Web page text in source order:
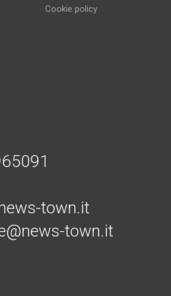
Cookie policy
town.it
town.it